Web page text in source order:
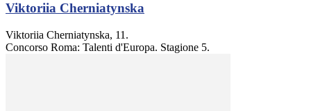
Viktoriia Cherniatynska
Viktoriia Cherniatynska, 11.
Concorso Roma: Talenti d'Europa. Stagione 5.